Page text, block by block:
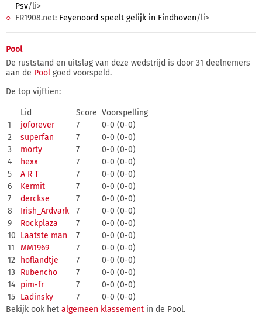
Psv/li>
FR1908.net: Feyenoord speelt gelijk in Eindhoven/li>
Pool
De ruststand en uitslag van deze wedstrijd is door 31 deelnemers
aan de Pool goed voorspeld.
De top vijftien:
Lid Score Voorspelling
1
joforever 7
0-0 (0-0)
2
superfan 7
0-0 (0-0)
3
morty 7
0-0 (0-0)
4
hexx 7
0-0 (0-0)
5
A R T 7
0-0 (0-0)
6
Kermit 7
0-0 (0-0)
7
derckse 7
0-0 (0-0)
8
Irish_Ardvark 7
0-0 (0-0)
9
Rockplaza 7
0-0 (0-0)
10 Laatste man 7
0-0 (0-0)
11
MM1969 7
0-0 (0-0)
12
hoflandtje 7
0-0 (0-0)
13 Rubencho 7
0-0 (0-0)
14 pim-fr 7
0-0 (0-0)
15 Ladinsky 7
0-0 (0-0)
Bekijk ook het algemeen klassement in de Pool.